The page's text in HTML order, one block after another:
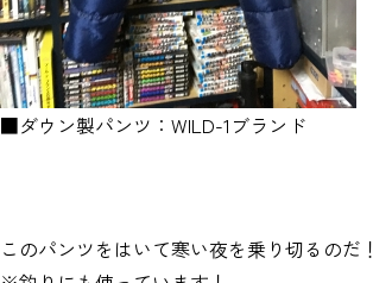
■ダウン製パンツ：WILD-1ブランド
このパンツをはいて寒い夜を乗り切るのだ！